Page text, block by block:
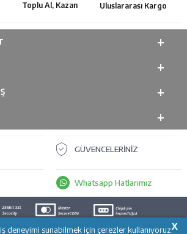
X
deneyimi sunabilmek için çerezler kullanıyoruz.
Toplu Al, Kazan Uluslararası Kargo
GÜVENCELERİNİZ
Whatsapp Hatlarımız